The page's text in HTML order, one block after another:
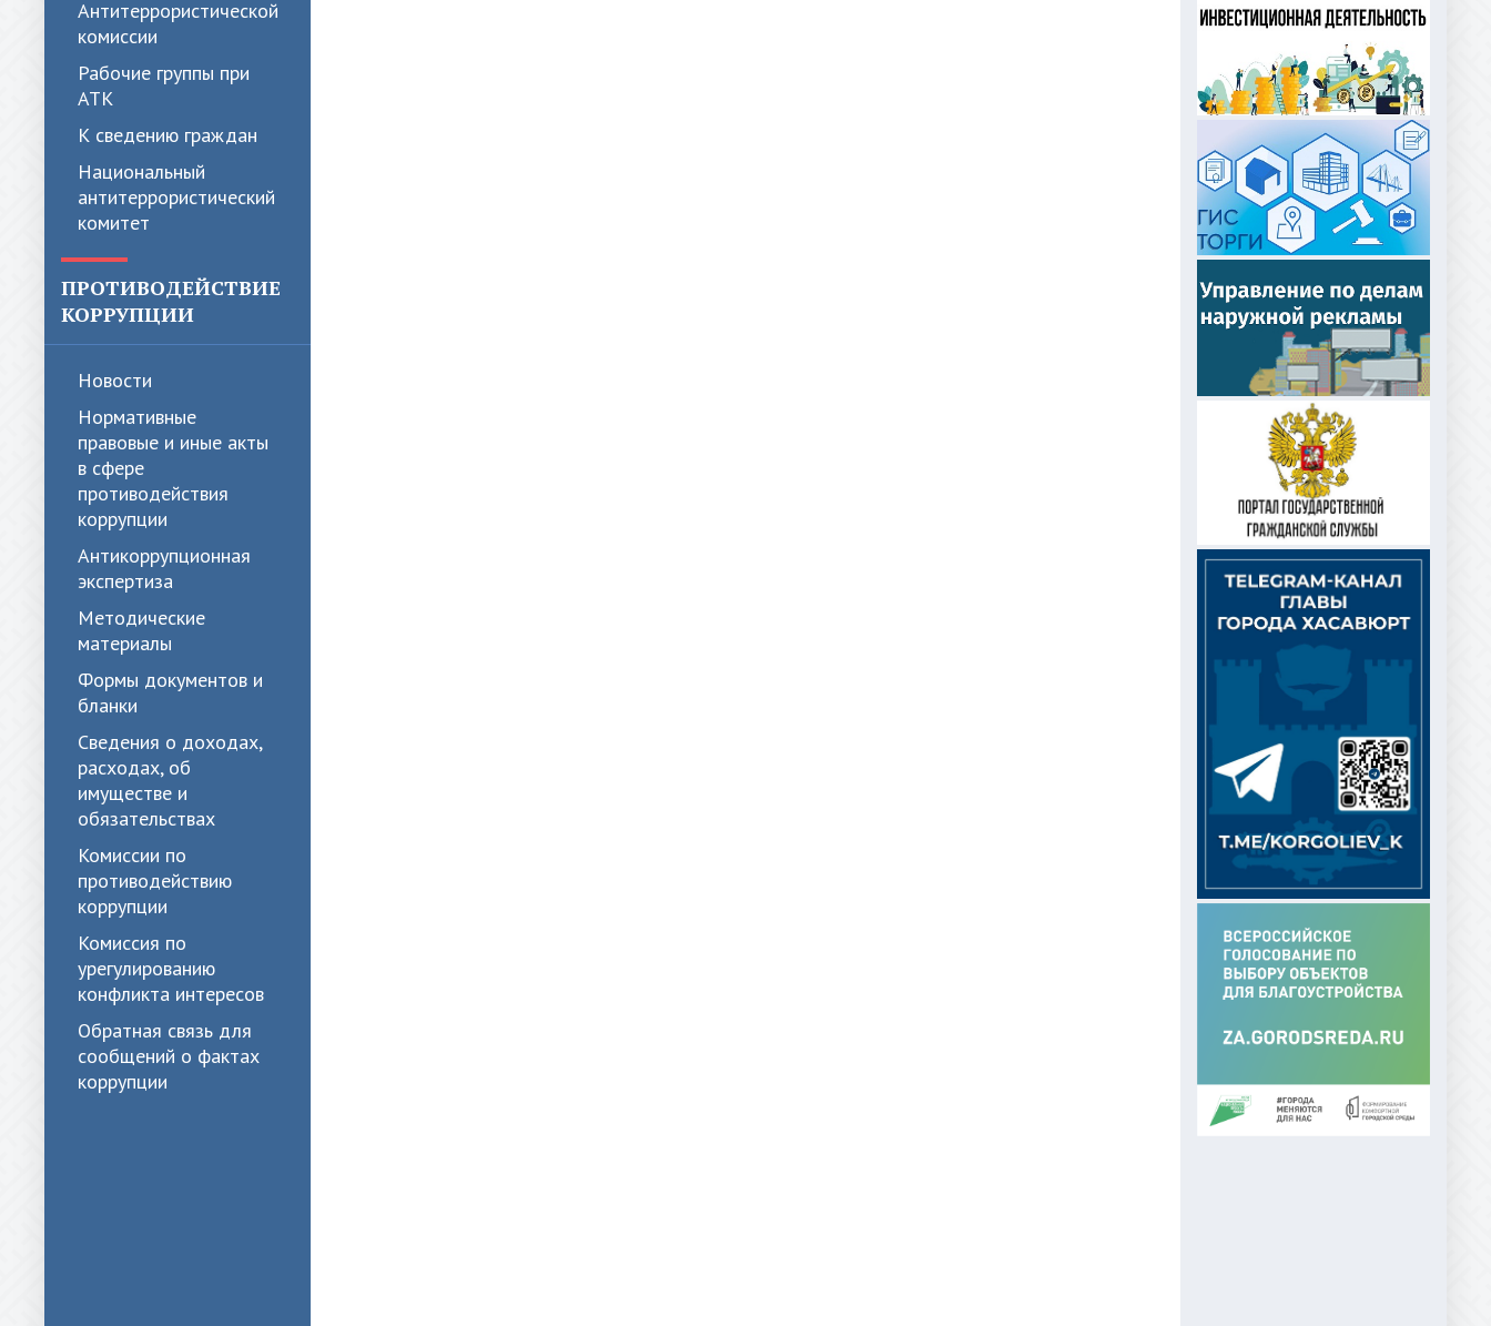
Антитеррористической
комиссии
Рабочие группы при
АТК
К сведению граждан
Национальный
антитеррористический
комитет
ПРОТИВОДЕЙСТВИЕ
КОРРУПЦИИ
Новости
Нормативные
правовые и иные акты
в сфере
противодействия
коррупции
Антикоррупционная
экспертиза
Методические
материалы
Формы документов и
бланки
Сведения о доходах,
расходах, об
имуществе и
обязательствах
Комиссии по
противодействию
коррупции
Комиссия по
урегулированию
конфликта интересов
Обратная связь для
сообщений о фактах
коррупции